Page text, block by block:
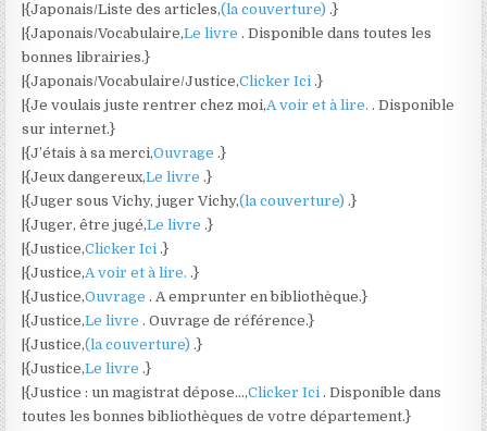
|{Japonais/Liste des articles,(la couverture).}
|{Japonais/Vocabulaire,Le livre. Disponible dans toutes les
bonnes librairies.}
|{Japonais/Vocabulaire/Justice,Clicker Ici.}
|{Je voulais juste rentrer chez moi,A voir et à lire.. Disponible
sur internet.}
|{J’étais à sa merci,Ouvrage.}
|{Jeux dangereux,Le livre.}
|{Juger sous Vichy, juger Vichy,(la couverture).}
|{Juger, être jugé,Le livre.}
|{Justice,Clicker Ici.}
|{Justice,A voir et à lire..}
|{Justice,Ouvrage. A emprunter en bibliothèque.}
|{Justice,Le livre. Ouvrage de référence.}
|{Justice,(la couverture).}
|{Justice,Le livre.}
|{Justice : un magistrat dépose…,Clicker Ici. Disponible dans
toutes les bonnes bibliothèques de votre département.}